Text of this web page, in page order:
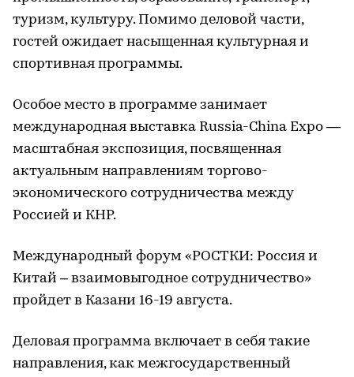
туризм, культуру. Помимо деловой части,
гостей ожидает насыщенная культурная и
спортивная программы.
Особое место в программе занимает
международная выставка Russia-China Expo —
масштабная экспозиция, посвященная
актуальным направлениям торгово-
экономического сотрудничества между
Россией и КНР.
Международный форум «РОСТКИ: Россия и
Китай – взаимовыгодное сотрудничество»
пройдет в Казани 16-19 августа.
Деловая программа включает в себя такие
направления, как межгосударственный